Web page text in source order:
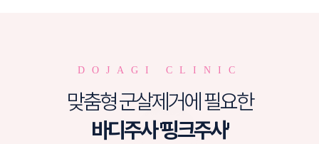
DOJAGI CLINIC
맞춤형 군살제거에 필요한
바디주사 '핑크주사'